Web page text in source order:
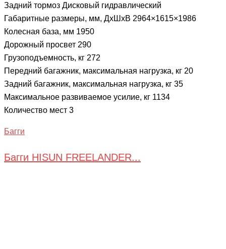
Задний тормоз Дисковый гидравлический
Габаритные размеры, мм, ДxШхВ 2964×1615×1986
Колесная база, мм 1950
Дорожный просвет 290
Грузоподъемность, кг 272
Передний багажник, максимальная нагрузка, кг 20
Задний багажник, максимальная нагрузка, кг 35
Максимальное развиваемое усилие, кг 1134
Количество мест 3
Багги
Багги HISUN FREELANDER...